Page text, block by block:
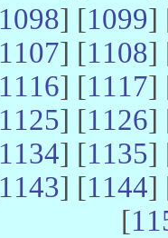
1098] [1099]
1107] [1108]
1116] [1117]
1125] [1126]
1134] [1135]
1143] [1144]
[